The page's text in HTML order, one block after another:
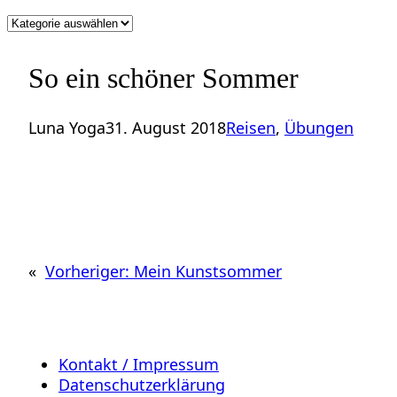
Kategorien
So ein schöner Sommer
Luna Yoga31. August 2018Reisen, Übungen
« Vorheriger: Mein Kunstsommer
Kontakt / Impressum
Datenschutzerklärung